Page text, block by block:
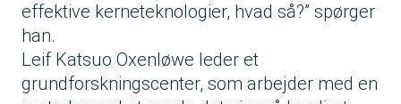
effektive kerneteknologier, hvad så?” spørger
han.
Leif Katsuo Oxenløwe leder et
grundforskningscenter, som arbejder med en